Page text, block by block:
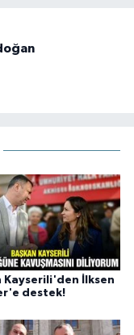
Kayserili'den İlksen
destek!